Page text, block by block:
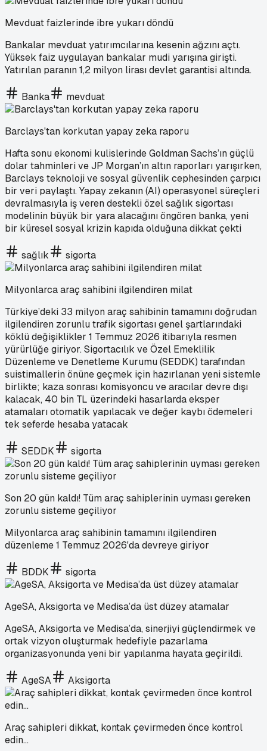
Mevduat faizlerinde ibre yukarı döndü
Bankalar mevduat yatırımcılarına kesenin ağzını açtı.
Yüksek faiz uygulayan bankalar mudi yarışına girişti.
Yatırılan paranın 1,2 milyon lirası devlet garantisi altında.
Banka mevduat
Barclays'tan korkutan yapay zeka raporu
Hafta sonu ekonomi kulislerinde Goldman Sachs’ın güçlü
dolar tahminleri ve JP Morgan’ın altın raporları yarışırken,
Barclays teknoloji ve sosyal güvenlik cephesinden çarpıcı
bir veri paylaştı. Yapay zekanın (AI) operasyonel süreçleri
devralmasıyla iş veren destekli özel sağlık sigortası
modelinin büyük bir yara alacağını öngören banka, yeni
bir küresel sosyal krizin kapıda olduğuna dikkat çekti
sağlık sigorta
Milyonlarca araç sahibini ilgilendiren milat
Türkiye’deki 33 milyon araç sahibinin tamamını doğrudan
ilgilendiren zorunlu trafik sigortası genel şartlarındaki
köklü değişiklikler 1 Temmuz 2026 itibarıyla resmen
yürürlüğe giriyor. Sigortacılık ve Özel Emeklilik
Düzenleme ve Denetleme Kurumu (SEDDK) tarafından
suistimallerin önüne geçmek için hazırlanan yeni sistemle
birlikte; kaza sonrası komisyoncu ve aracılar devre dışı
kalacak, 40 bin TL üzerindeki hasarlarda eksper
atamaları otomatik yapılacak ve değer kaybı ödemeleri
tek seferde hesaba yatacak
SEDDK sigorta
Son 20 gün kaldı! Tüm araç sahiplerinin uyması gereken
zorunlu sisteme geçiliyor
Milyonlarca araç sahibinin tamamını ilgilendiren
düzenleme 1 Temmuz 2026'da devreye giriyor
BDDK sigorta
AgeSA, Aksigorta ve Medisa’da üst düzey atamalar
AgeSA, Aksigorta ve Medisa’da, sinerjiyi güçlendirmek ve
ortak vizyon oluşturmak hedefiyle pazarlama
organizasyonunda yeni bir yapılanma hayata geçirildi.
AgeSA Aksigorta
Araç sahipleri dikkat, kontak çevirmeden önce kontrol
edin...